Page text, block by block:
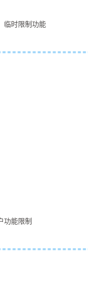
临时限制功能
功能限制